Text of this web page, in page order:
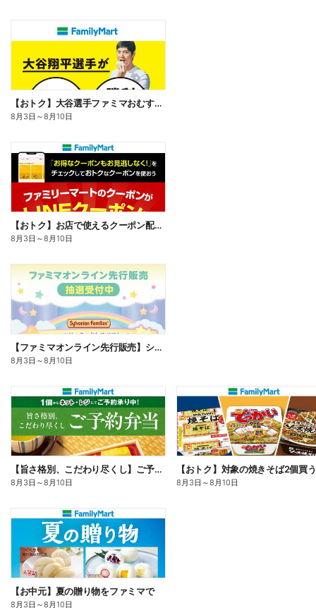
【おトク】大谷選手ファミマおむすび割
8月3日 ～8月10日
【おトク】お店で使えるクーポン配信中
8月3日 ～8月10日
【ファミマオンライン先行販売】シルバニアファミリー
8月3日 ～8月10日
【旨さ格別、こだわり尽くし】ご予約弁当
8月3日 ～8月10日 8月3日 ～8月10日
【お中元】夏の贈り物をファミマで
8月3日 ～8月10日